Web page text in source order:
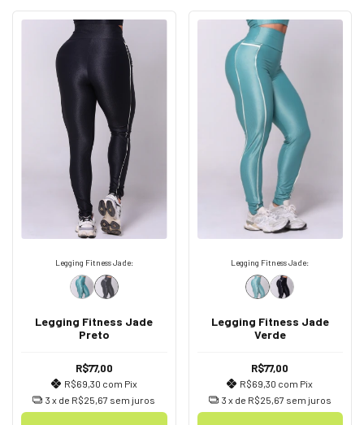
Legging Fitness Jade:
Legging Fitness Jade
Preto
R$77,00
R$69,30 com Pix
3 x de R$25,67 sem juros
Legging Fitness Jade:
Legging Fitness Jade
Verde
R$77,00
R$69,30 com Pix
3 x de R$25,67 sem juros